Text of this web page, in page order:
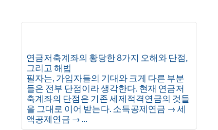
연금저축계좌의 황당한 8가지 오해와 단점,
그리고 해법
필자는, 가입자들의 기대와 크게 다른 부분
들은 전부 단점이라 생각한다. 현재 연금저
축계좌의 단점은 기존 세제적격연금의 것들
을 그대로 이어 받는다. 소득공제연금 → 세
액공제연금 → ...